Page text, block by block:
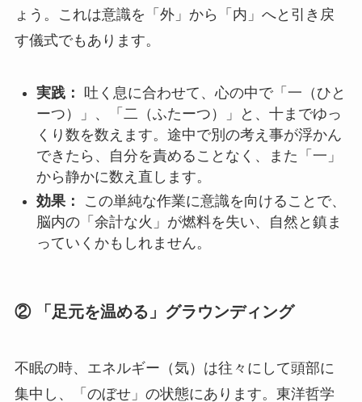
ょう。これは意識を「外」から「内」へと引き戻
す儀式でもあります。
実践：
吐く息に合わせて、心の中で「一（ひと
ーつ）」、「二（ふたーつ）」と、十までゆっ
くり数を数えます。途中で別の考え事が浮かん
できたら、自分を責めることなく、また「一」
から静かに数え直します。
効果：
この単純な作業に意識を向けることで、
脳内の「余計な火」が燃料を失い、自然と鎮ま
っていくかもしれません。
② 「足元を温める」グラウンディング
不眠の時、エネルギー（気）は往々にして頭部に
集中し、「のぼせ」の状態にあります。東洋哲学